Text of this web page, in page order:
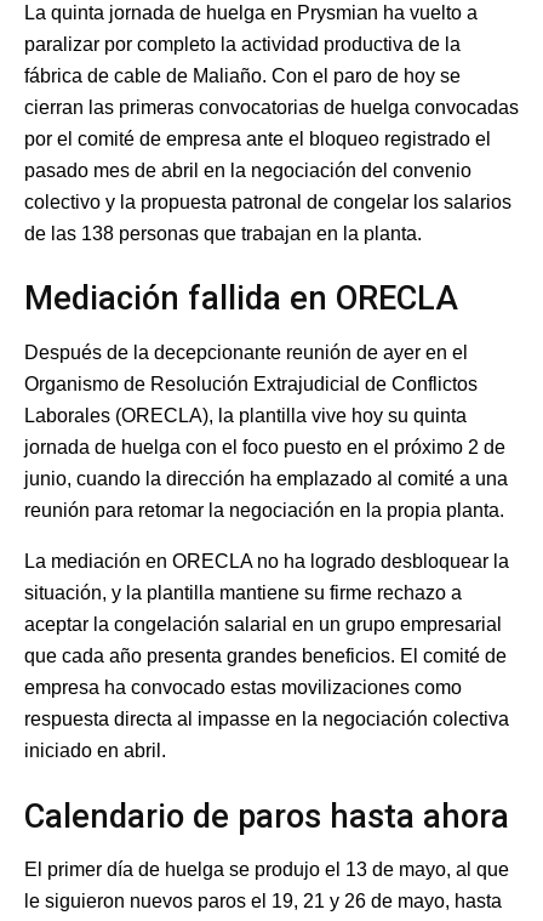
La quinta jornada de huelga en Prysmian ha vuelto a
paralizar por completo la actividad productiva de la
fábrica de cable de Maliaño. Con el paro de hoy se
cierran las primeras convocatorias de huelga convocadas
por el comité de empresa ante el bloqueo registrado el
pasado mes de abril en la negociación del convenio
colectivo y la propuesta patronal de congelar los salarios
de las 138 personas que trabajan en la planta.
Mediación fallida en ORECLA
Después de la decepcionante reunión de ayer en el
Organismo de Resolución Extrajudicial de Conflictos
Laborales (ORECLA), la plantilla vive hoy su quinta
jornada de huelga con el foco puesto en el próximo 2 de
junio, cuando la dirección ha emplazado al comité a una
reunión para retomar la negociación en la propia planta.
La mediación en ORECLA no ha logrado desbloquear la
situación, y la plantilla mantiene su firme rechazo a
aceptar la congelación salarial en un grupo empresarial
que cada año presenta grandes beneficios. El comité de
empresa ha convocado estas movilizaciones como
respuesta directa al impasse en la negociación colectiva
iniciado en abril.
Calendario de paros hasta ahora
El primer día de huelga se produjo el 13 de mayo, al que
le siguieron nuevos paros el 19, 21 y 26 de mayo, hasta